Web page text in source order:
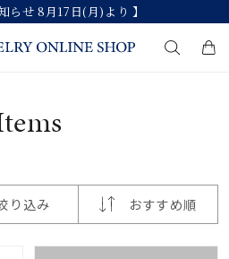
らせ 8月17日(月)より 】
#ハーフエタニティリング
ックレス
り込み おすすめ順